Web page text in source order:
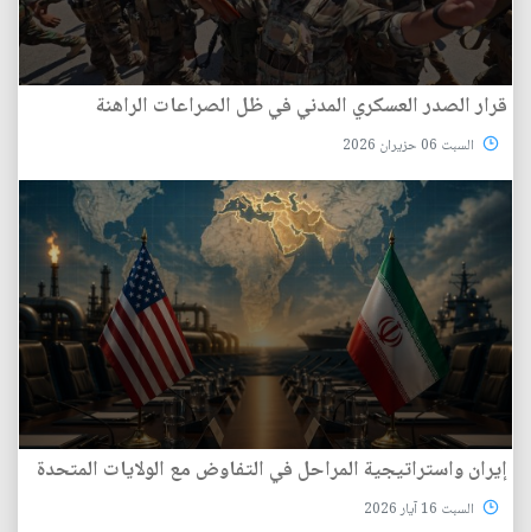
قرار الصدر العسكري المدني في ظل الصراعات الراهنة
السبت 06 حزيران 2026
إيران واستراتيجية المراحل في التفاوض مع الولايات المتحدة
السبت 16 آيار 2026